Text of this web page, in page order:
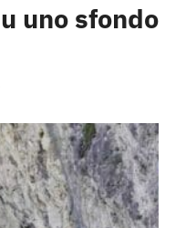
uno sfondo